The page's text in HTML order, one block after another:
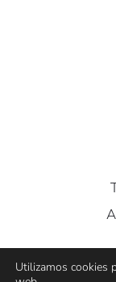
Utilizamos cookies